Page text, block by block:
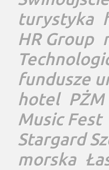
turystyka
HR Group
fundusze
hotel PŻM
Music Fest
Stargard
morska